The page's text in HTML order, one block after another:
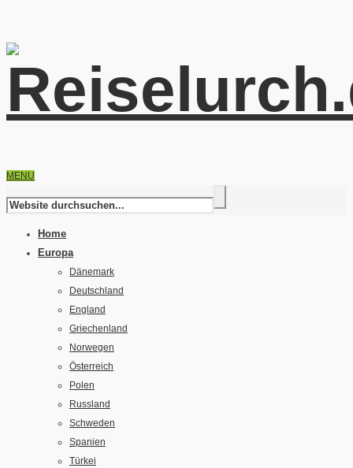
MENU
Home
Europa
Dänemark
Deutschland
England
Griechenland
Norwegen
Österreich
Polen
Russland
Schweden
Spanien
Türkei